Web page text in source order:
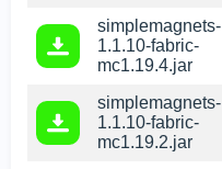
simplemagnets-
1.1.10-fabric-
mc1.19.4.jar
simplemagnets-
1.1.10-fabric-
mc1.19.2.jar